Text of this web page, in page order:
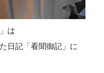
は
日記「看聞御記」に